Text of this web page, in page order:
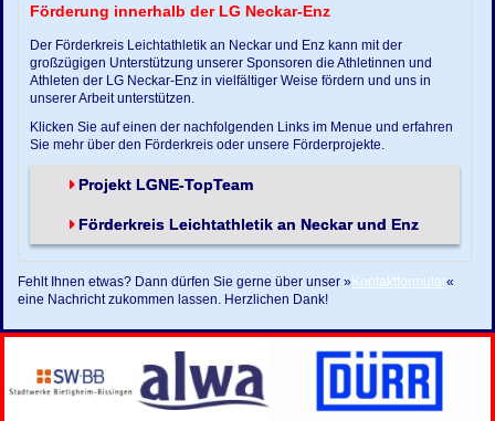
Förderung innerhalb der LG Neckar-Enz
Der Förderkreis Leichtathletik an Neckar und Enz kann mit der
großzügigen Unterstützung unserer Sponsoren die Athletinnen und
Athleten der LG Neckar-Enz in vielfältiger Weise fördern und uns in
unserer Arbeit unterstützen.
Klicken Sie auf einen der nachfolgenden Links im Menue und erfahren
Sie mehr über den Förderkreis oder unsere Förderprojekte.
Projekt LGNE-TopTeam
Förderkreis Leichtathletik an Neckar und Enz
Fehlt Ihnen etwas? Dann dürfen Sie gerne über unser »Kontaktformular«
eine Nachricht zukommen lassen. Herzlichen Dank!